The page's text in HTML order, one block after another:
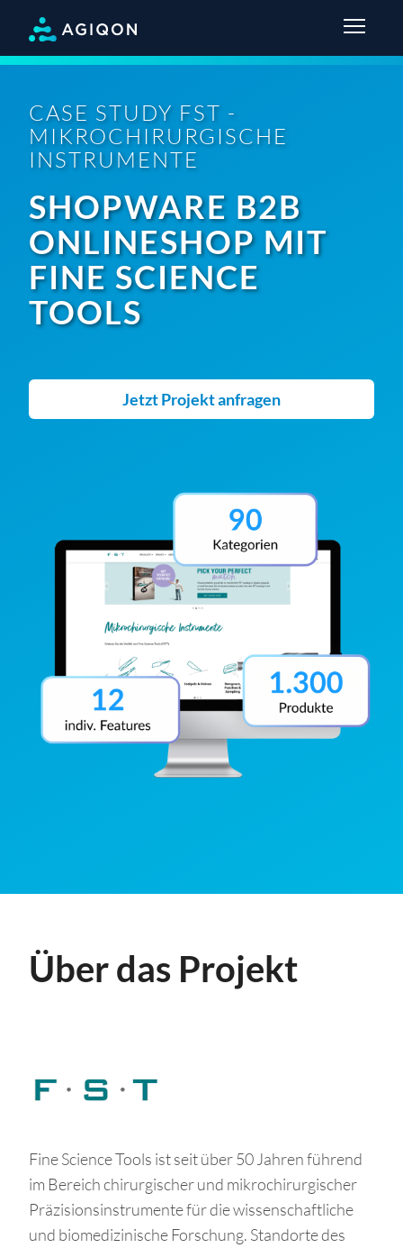
CASE STUDY FST -
MIKROCHIRURGISCHE
INSTRUMENTE
SHOPWARE B2B
ONLINESHOP MIT
FINE SCIENCE
TOOLS
Jetzt Projekt anfragen
Über das Projekt
Fine Science Tools ist seit über 50 Jahren führend
im Bereich chirurgischer und mikrochirurgischer
Präzisionsinstrumente für die wissenschaftliche
und biomedizinische Forschung. Standorte des